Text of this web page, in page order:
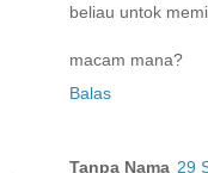
beliau untok
macam mana?
Balas
Tanpa Nama 29